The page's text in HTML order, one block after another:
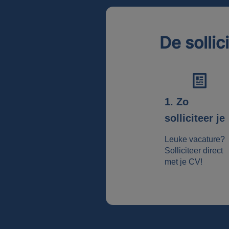
De
1. Zo
solliciteer je
Leuke vacature?
Solliciteer direct
met je CV!